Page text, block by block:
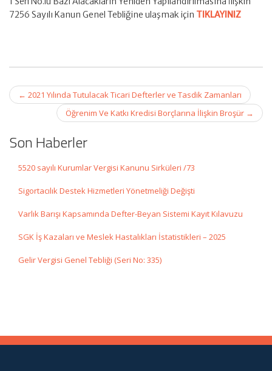
7256 Sayılı Kanun Genel Tebliğine ulaşmak için TIKLAYINIZ
Post
navigation
← 2021 Yılında Tutulacak Ticari Defterler ve Tasdik Zamanları
Öğrenim Ve Katkı Kredisi Borçlarına İlişkin Broşür →
Son Haberler
5520 sayılı Kurumlar Vergisi Kanunu Sirküleri /73
Sigortacılık Destek Hizmetleri Yönetmeliği Değişti
Varlık Barışı Kapsamında Defter-Beyan Sistemi Kayıt Kılavuzu
SGK İş Kazaları ve Meslek Hastalıkları İstatistikleri – 2025
Gelir Vergisi Genel Tebliği (Seri No: 335)